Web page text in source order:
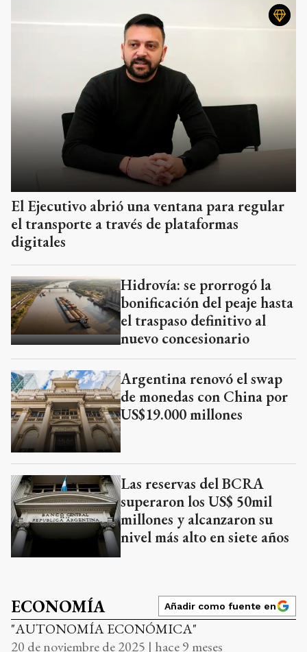
El Ejecutivo abrió una ventana para regular
el transporte a través de plataformas
digitales
Hidrovía: se prorrogó la
bonificación del peaje hasta
el traspaso definitivo al
nuevo concesionario
Argentina renovó el swap
de monedas con China por
US$19.000 millones
Las reservas del BCRA
superaron los US$ 50mil
millones y alcanzaron su
nivel más alto en siete años
ECONOMÍA Añadir como fuente en
"AUTONOMÍA ECONÓMICA"
20 de noviembre de 2025 | hace 9 meses